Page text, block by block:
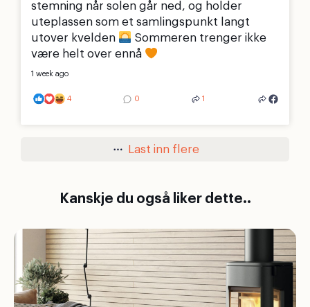
stemning når solen går ned, og holder
uteplassen som et samlingspunkt langt
utover kvelden
Sommeren trenger ikke
være helt over ennå
1 week ago
4 0 1
Last inn flere
Kanskje du også liker dette..